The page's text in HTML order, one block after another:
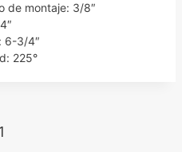
de montaje: 3/8″
6-3/4″
225°
1